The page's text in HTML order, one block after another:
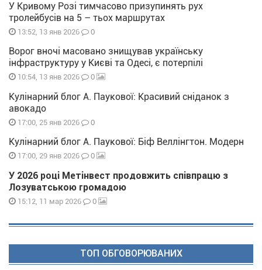
У Кривому Розі тимчасово призупинять рух
тролейбусів на 5 – тьох маршрутах
13:52, 13 янв 2026 0
Ворог вночі масовано знищував українську
інфраструктуру у Києві та Одесі, є потерпілі
10:54, 13 янв 2026 0
Кулінарний блог А. Паукової: Красивий сніданок з
авокадо
17:00, 25 янв 2026 0
Кулінарний блог А. Паукової: Біф Веллінгтон. Модерн
17:00, 29 янв 2026 0
У 2026 році Метінвест продовжить співпрацю з
Лозуватською громадою
15:12, 11 мар 2026 0
ТОП ОБГОВОРЮВАНИХ